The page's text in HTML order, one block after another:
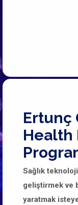
Ertunç
Health
Sağlık
geliştirmek ve
yaratmak